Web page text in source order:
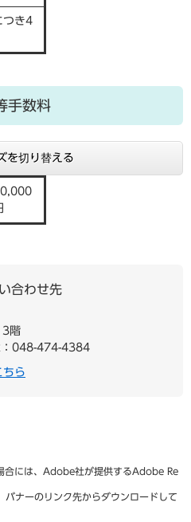
つき4
手数料
を切り替える
合わせ先
3階
：048-474-4384
ちら
合には、Adobe社が提供するAdobe Re
ナーのリンク先からダウンロードして